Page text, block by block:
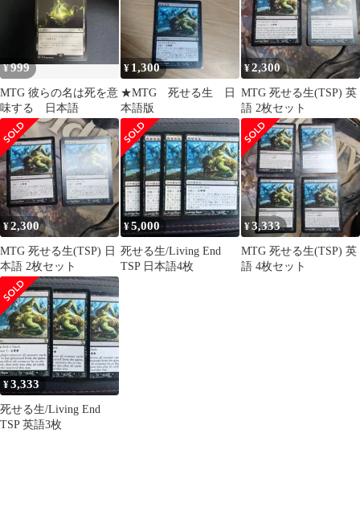
¥999
MTG 彼らの名は死を意
味する 日本語
¥ 1,300
★MTG 死せる生 日
本語版
¥2,300
MTG 死せる生(TSP) 英
語 2枚セット
¥2,300
MTG 死せる生(TSP) 日
本語 2枚セット
¥5,000
死せる生/Living End
TSP 日本語4枚
¥3,333
MTG 死せる生(TSP) 英
語 4枚セット
¥3,333
死せる生/Living End
TSP 英語3枚